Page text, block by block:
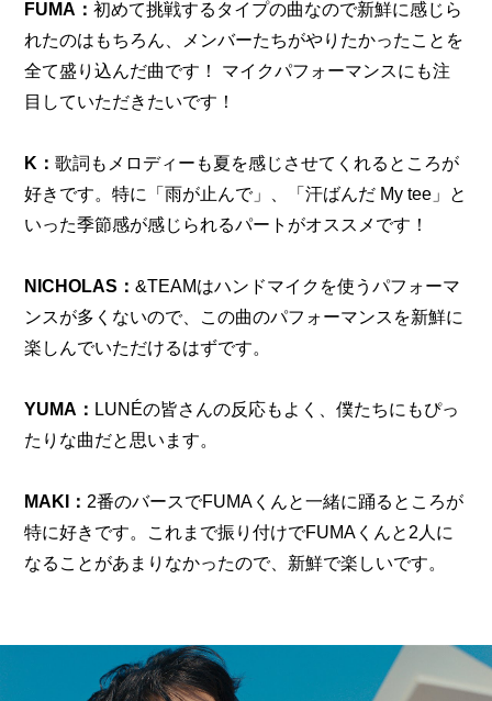
FUMA：初めて挑戦するタイプの曲なので新鮮に感じら
れたのはもちろん、メンバーたちがやりたかったことを
全て盛り込んだ曲です！ マイクパフォーマンスにも注
目していただきたいです！
K：歌詞もメロディーも夏を感じさせてくれるところが
好きです。特に「雨が止んで」、「汗ばんだ My tee」と
いった季節感が感じられるパートがオススメです！
NICHOLAS：&TEAMはハンドマイクを使うパフォーマ
ンスが多くないので、この曲のパフォーマンスを新鮮に
楽しんでいただけるはずです。
YUMA： LUNÉの皆さんの反応もよく、僕たちにもぴっ
たりな曲だと思います。
MAKI： 2番のバースでFUMAくんと一緒に踊るところが
特に好きです。これまで振り付けでFUMAくんと2人に
なることがあまりなかったので、新鮮で楽しいです。